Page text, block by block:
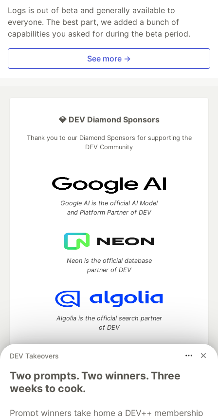
Logs is out of beta and generally available to
everyone. The best part, we added a bunch of
capabilities you asked for during the beta period.
See more →
DEV Takeovers
Two prompts. Two winners. Three
weeks to cook.
Prompt winners take home a DEV++ membership
💎 DEV Diamond Sponsors
Thank you to our Diamond Sponsors for supporting the
DEV Community
Google AI is the official AI Model
and Platform Partner of DEV
Neon is the official database
partner of DEV
Algolia is the official search partner
of DEV
DEV Community— A space to discuss and keep up software
development and manage your software career
Home
DEV Challenges
Organization Accounts
DEV Showcase About Contact